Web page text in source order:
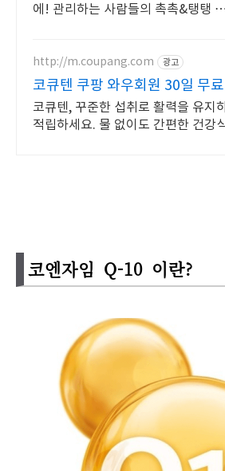
에! 관리하는 사람들의 촉촉&탱탱
http://m.coupang.com 광고
코큐텐 쿠팡 와우회원 30일 무
코큐텐, 꾸준한 섭취로 활력을 유지
적립하세요. 물 없이도 간편한 건강
코엔자임 Q-10 이란?